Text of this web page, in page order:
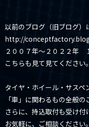
以前のブログ（旧ブログ）
http://
２００７年～２０２２年
こちらも見て見てください。
タイヤ・ホイール・サス
「車」に関わるもの全般
さらに、持込取付も受け付
お気軽に、ご相談ください。